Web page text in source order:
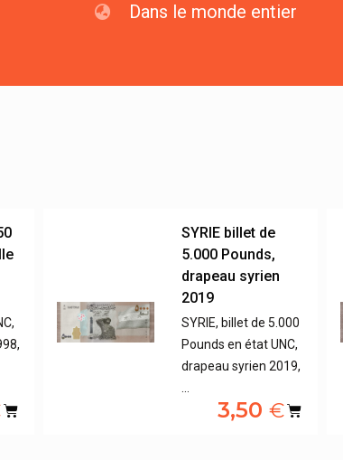
Dans le monde entier
SYRIE billet de
5.000 Pounds,
drapeau syrien
2019
SYRIE, billet de 5.000
Pounds en état UNC,
drapeau syrien 2019,
…
3,50 €